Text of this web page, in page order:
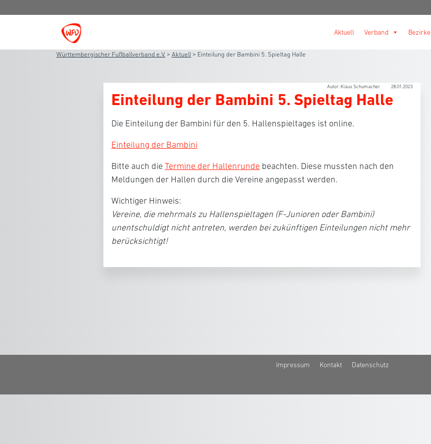
Aktuell Verband Bezirke
Württembergischer Fußballverband e.V. > Aktuell > Einteilung der Bambini 5. Spieltag Halle
Autor: Klaus Schumacher 28.01.2023
Einteilung der Bambini 5. Spieltag Halle
Die Einteilung der Bambini für den 5. Hallenspieltages ist online.
Einteilung der Bambini
Bitte auch die Termine der Hallenrunde beachten. Diese mussten nach den
Meldungen der Hallen durch die Vereine angepasst werden.
Wichtiger Hinweis:
Vereine, die mehrmals zu Hallenspieltagen (F-Junioren oder Bambini)
unentschuldigt nicht antreten, werden bei zukünftigen Einteilungen nicht mehr
berücksichtigt!
Impressum Kontakt Datenschutz